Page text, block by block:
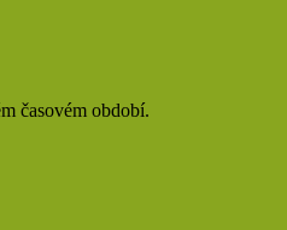
časovém období.